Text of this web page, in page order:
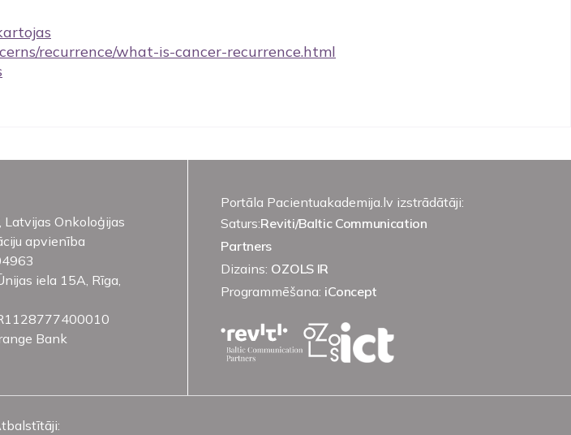
recurrence/what-is-cancer-recurrence.html
Latvijas Onkoloģijas
apvienība
iela 15A, Rīga,
Bank
Portāla Pacientuakademija.lv izstrādātāji:
Saturs:Reviti/Baltic Communication
Partners
Dizains: OZOLS IR
Programmēšana: iConcept